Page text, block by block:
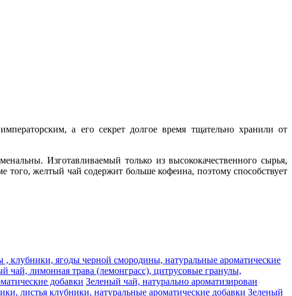
а его секрет долгое время тщательно хранили от
Изготавливаемый только из высококачественного сырья,
желтый чай содержит больше кофеина, поэтому способствует
клубники, ягоды черной смородины, натуральные ароматические
чай, лимонная трава (лемонграсс), цитрусовые гранулы,
добавки Зеленый чай, натурально ароматизирован
листья клубники, натуральные ароматические добавки Зеленый